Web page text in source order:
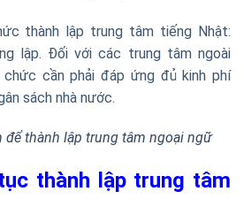
thành lập trung tâm tiếng Nhật:
lập. Đối với các trung tâm ngoài
cần phải đáp ứng đủ kinh phí
sách nhà nước.
thành lập trung tâm ngoại ngữ
thành lập trung tâm